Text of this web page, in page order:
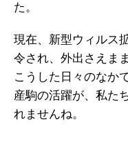
た。
現在、新型ウィルス
令され、外出さえま
こうした日々のなか
産駒の活躍が、私た
れませんね。